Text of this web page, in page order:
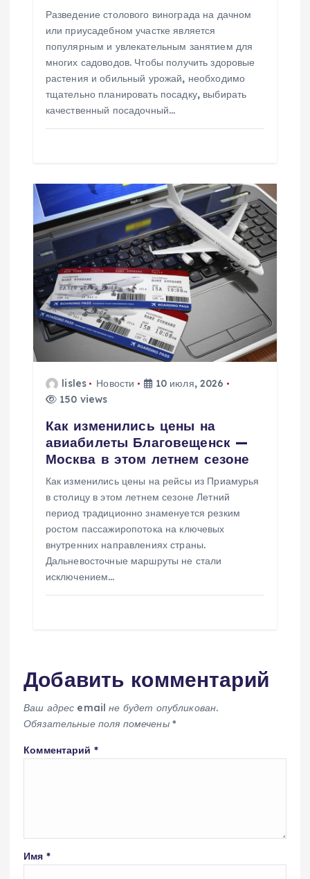
Разведение столового винограда на дачном
или приусадебном участке является
популярным и увлекательным занятием для
многих садоводов. Чтобы получить здоровые
растения и обильный урожай, необходимо
тщательно планировать посадку, выбирать
качественный посадочный…
lisles Новости
10 июля, 2026
150 views
Как изменились цены на
авиабилеты Благовещенск —
Москва в этом летнем сезоне
Как изменились цены на рейсы из Приамурья
в столицу в этом летнем сезоне Летний
период традиционно знаменуется резким
ростом пассажиропотока на ключевых
внутренних направлениях страны.
Дальневосточные маршруты не стали
исключением…
Добавить комментарий
Ваш адрес email не будет опубликован.
Обязательные поля помечены *
Комментарий *
Имя *